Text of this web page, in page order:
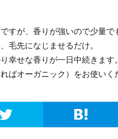
すが、香りが強いので少量で
毛先になじませるだけ。
幸せな香りが一日中続きます。
ばオーガニック）をお使いく